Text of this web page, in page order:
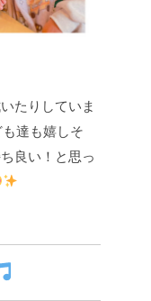
たりしていま
達も嬉しそ
良い！と思っ